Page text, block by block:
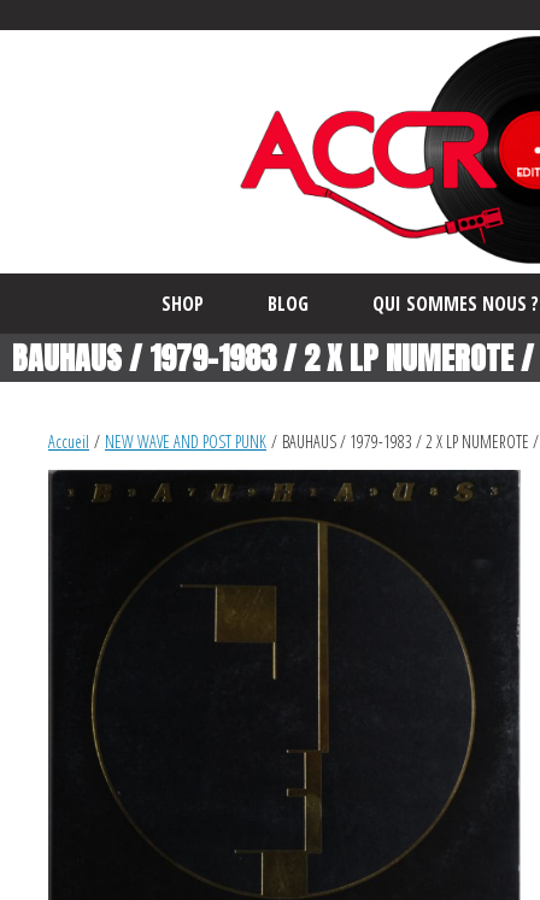
SHOP BLOG QUI SOMMES NOUS ?
BAUHAUS / 1979-1983 / 2 X LP NUMEROTE
Accueil / NEW WAVE AND POST PUNK / BAUHAUS / 1979-1983 / 2 X LP NUMEROTE